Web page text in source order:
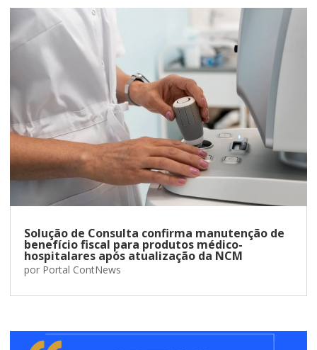
Solução de Consulta confirma manutenção de
benefício fiscal para produtos médico-
hospitalares após atualização da NCM
por Portal ContNews